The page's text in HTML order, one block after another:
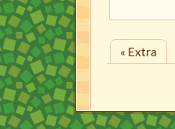
« Extra